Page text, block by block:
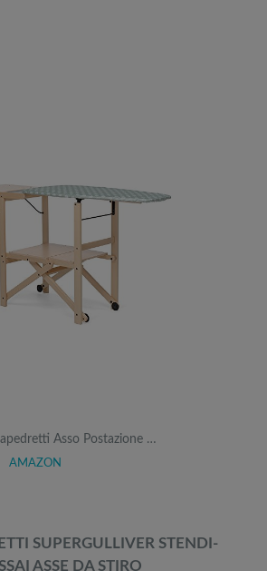
Asso Postazione …
AMAZON
SUPERGULLIVER STENDI-
ASSE DA STIRO